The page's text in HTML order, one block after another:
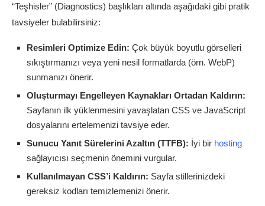
“Teşhisler” (Diagnostics) başlıkları altında aşağıdaki gibi pratik
tavsiyeler bulabilirsiniz:
Resimleri Optimize Edin: Çok büyük boyutlu görselleri
sıkıştırmanızı veya yeni nesil formatlarda (örn. WebP)
sunmanızı önerir.
Oluşturmayı Engelleyen Kaynakları Ortadan Kaldırın:
Sayfanın ilk yüklenmesini yavaşlatan CSS ve JavaScript
dosyalarını ertelemenizi tavsiye eder.
Sunucu Yanıt Sürelerini Azaltın (TTFB): İyi bir hosting
sağlayıcısı seçmenin önemini vurgular.
Kullanılmayan CSS’i Kaldırın: Sayfa stillerinizdeki
gereksiz kodları temizlemenizi önerir.